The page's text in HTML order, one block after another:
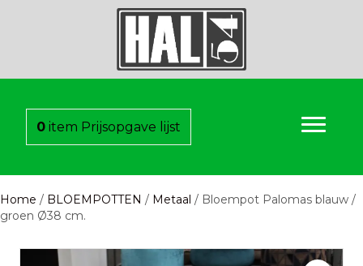
0 item Prijsopgave lijst
Home / BLOEMPOTTEN / Metaal / Bloempot Palomas blauw /
groen Ø38 cm.